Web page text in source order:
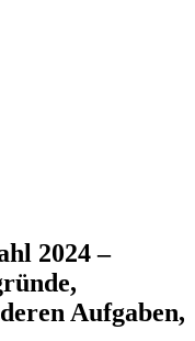
2024 –
Aufgaben,